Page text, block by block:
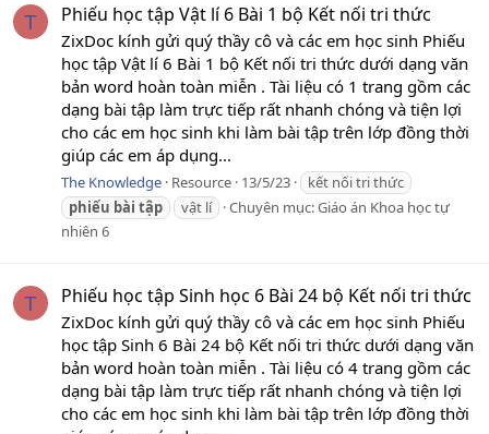
T Phiếu học tập Vật lí 6 Bài 1 bộ Kết nối tri thức
ZixDoc kính gửi quý thầy cô và các em học sinh Phiếu
học tập Vật lí 6 Bài 1 bộ Kết nối tri thức dưới dạng văn
bản word hoàn toàn miễn . Tài liệu có 1 trang gồm các
dạng bài tập làm trực tiếp rất nhanh chóng và tiện lợi
cho các em học sinh khi làm bài tập trên lớp đồng thời
giúp các em áp dụng...
The Knowledge Resource 13/5/23
kết nối tri thức
phiếu bài tập vật lí Chuyên mục:Giáo án Khoa học tự
nhiên 6
T Phiếu học tập Sinh học 6 Bài 24 bộ Kết nối tri thức
ZixDoc kính gửi quý thầy cô và các em học sinh Phiếu
học tập Sinh 6 Bài 24 bộ Kết nối tri thức dưới dạng văn
bản word hoàn toàn miễn . Tài liệu có 4 trang gồm các
dạng bài tập làm trực tiếp rất nhanh chóng và tiện lợi
cho các em học sinh khi làm bài tập trên lớp đồng thời